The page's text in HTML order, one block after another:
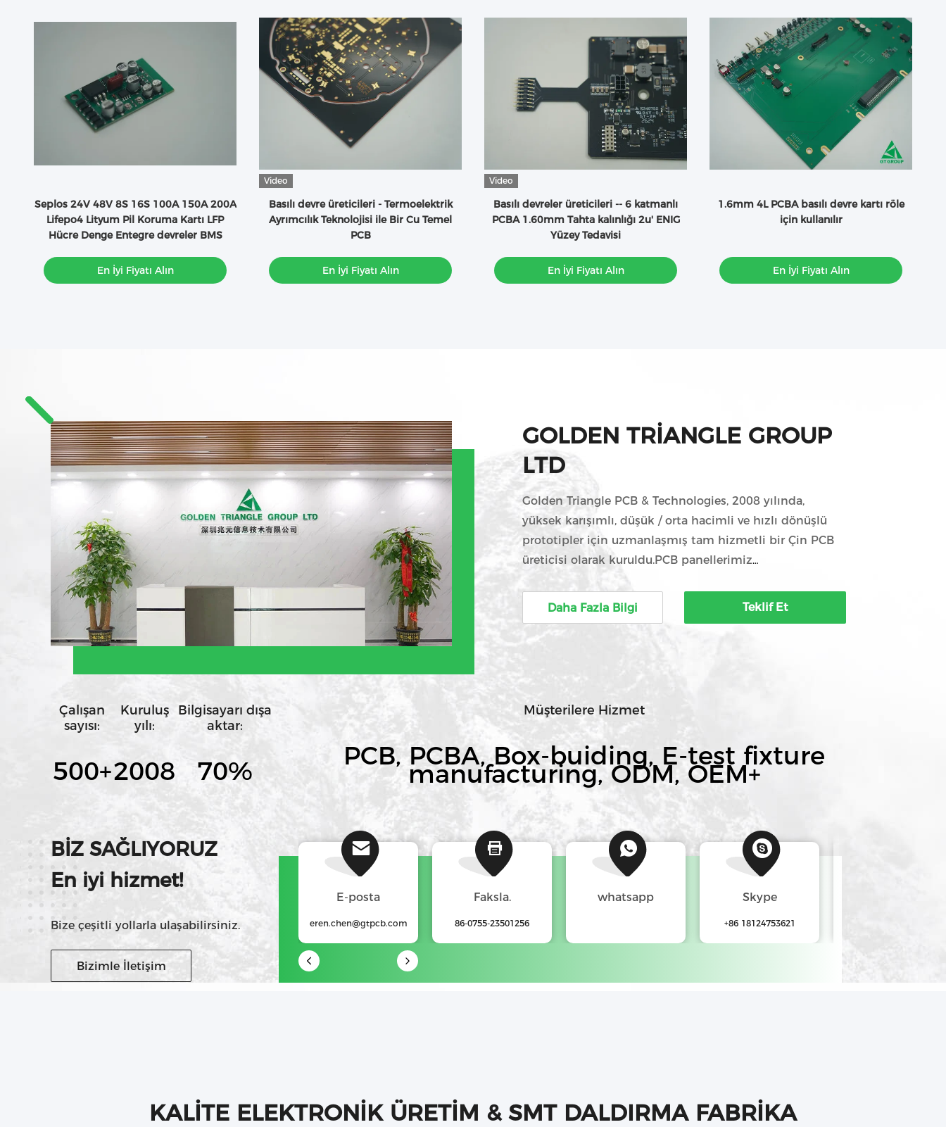
Seplos 24V 48V 8S 16S 100A 150A 200A
Lifepo4 Lityum Pil Koruma Kartı LFP
Hücre Denge Entegre devreler BMS
En İyi Fiyatı Alın
Video
Basılı devre üreticileri - Termoelektrik
Ayrımcılık Teknolojisi ile Bir Cu Temel
PCB
En İyi Fiyatı Alın
Video
Basılı devreler üreticileri -- 6 katmanlı
PCBA 1.60mm Tahta kalınlığı 2u' ENIG
Yüzey Tedavisi
En İyi Fiyatı Alın
1.6mm 4L PCBA basılı devre kartı röle
için kullanılır
En İyi Fiyatı Alın
GOLDEN TRIANGLE GROUP
LTD
Golden Triangle PCB & Technologies, 2008 yılında,
yüksek karışımlı, düşük / orta hacimli ve hızlı dönüşlü
prototipler için uzmanlaşmış tam hizmetli bir Çin PCB
üreticisi olarak kuruldu.PCB panellerimiz
telekomünikasyonda yaygın olarak kullanılıyor.,
bilgisayar uygulaması, endüstriyel kontrol, yüksek kaliteli
tüketici elektroniği, tıbbi tedavi vb.Ayrıca Wuhan'daki
şirket şubemiz tarafından sağlanan EMS hizmetlerini de
elektroniklerin tüm ...
Daha Fazla Bilgi Teklif Et
Çalışan
sayısı:
500+
Kuruluş
yılı:
2008
Bilgisayarı dışa
aktar:
70%
Müşterilere Hizmet
PCB, PCBA, Box-buiding, E-test fixture
manufacturing, ODM, OEM+
BİZ SAĞLIYORUZ
En iyi hizmet!
Bize çeşitli yollarla ulaşabilirsiniz.
Bizimle İletişim
Skype
+86 18124753621
E-posta
eren.chen@gtpcb.com
Faksla.
86-0755-23501256
whatsapp Skype
+86 18124753621
KALITE ELEKTRONIK ÜRETIM & SMT DALDIRMA FABRIKA